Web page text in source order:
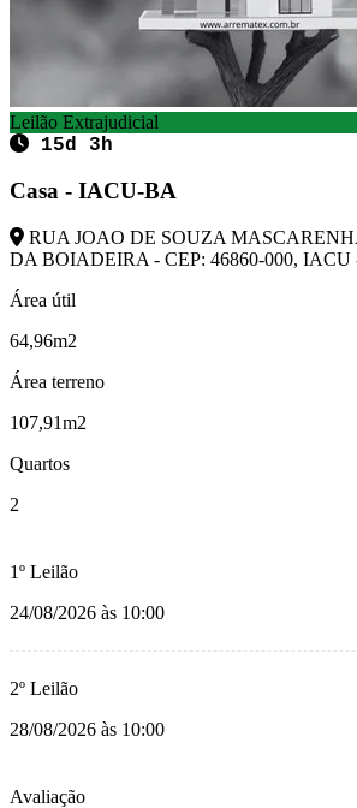
Leilão Extrajudicial
15d 3h
Casa - IACU-BA
RUA JOAO DE SOUZA
DA BOIADEIRA - CEP: 46860-000,
Área útil
64,96m2
Área terreno
107,91m2
Quartos
2
1º Leilão
24/08/2026 às 10:00
2º Leilão
28/08/2026 às 10:00
Avaliação